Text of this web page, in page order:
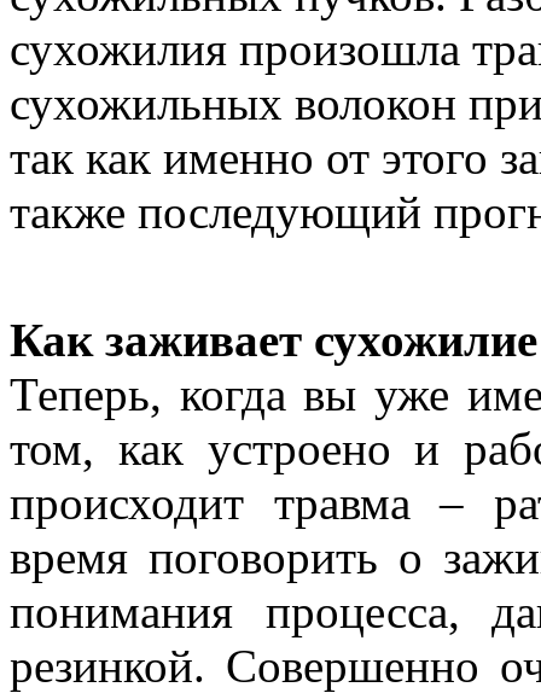
сухожилия произошла
сухожильных волокон
так как именно от этого
также последующий
Как заживает сухожилие
Теперь, когда вы уже
том, как устроено и
происходит травма –
время поговорить о
понимания процесса,
резинкой. Совершенно